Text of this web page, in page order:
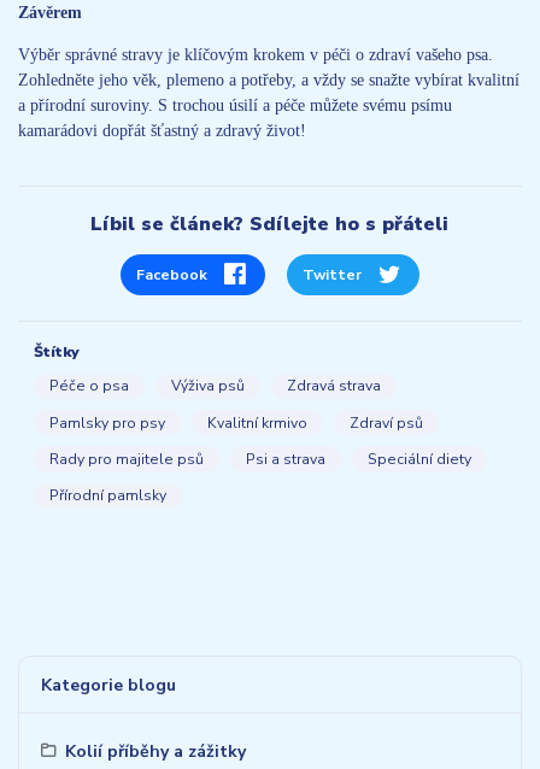
Kategorie blogu
Kolií příběhy a zážitky
Závěrem
Výběr správné stravy je klíčovým krokem v péči o zdraví vašeho psa.
Zohledněte jeho věk, plemeno a potřeby, a vždy se snažte vybírat kvalitní
a přírodní suroviny. S trochou úsilí a péče můžete svému psímu
kamarádovi dopřát šťastný a zdravý život!
Líbil se článek? Sdílejte ho s přáteli
Facebook Twitter
Štítky
Péče o psa
Výživa psů
Zdravá strava
Pamlsky pro psy
Kvalitní krmivo
Zdraví psů
Rady pro majitele psů
Psi a strava
Speciální diety
Přírodní pamlsky